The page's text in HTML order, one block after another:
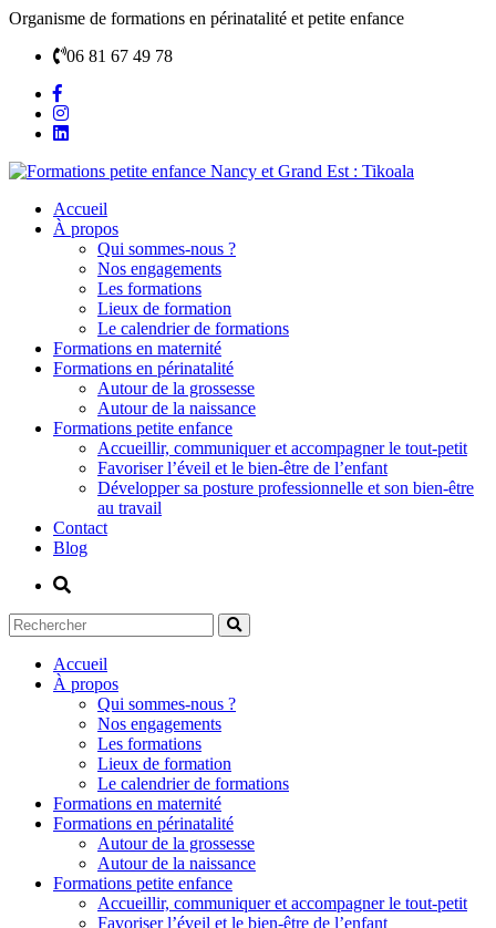
Organisme de formations en périnatalité et petite enfance
06 81 67 49 78
Accueil
À propos
Qui sommes-nous ?
Nos engagements
Les formations
Lieux de formation
Le calendrier de formations
Formations en maternité
Formations en périnatalité
Autour de la grossesse
Autour de la naissance
Formations petite enfance
Accueillir, communiquer et accompagner le tout-petit
Favoriser l’éveil et le bien-être de l’enfant
Développer sa posture professionnelle et son bien-être
au travail
Contact
Blog
Accueil
À propos
Qui sommes-nous ?
Nos engagements
Les formations
Lieux de formation
Le calendrier de formations
Formations en maternité
Formations en périnatalité
Autour de la grossesse
Autour de la naissance
Formations petite enfance
Accueillir, communiquer et accompagner le tout-petit
Favoriser l’éveil et le bien-être de l’enfant